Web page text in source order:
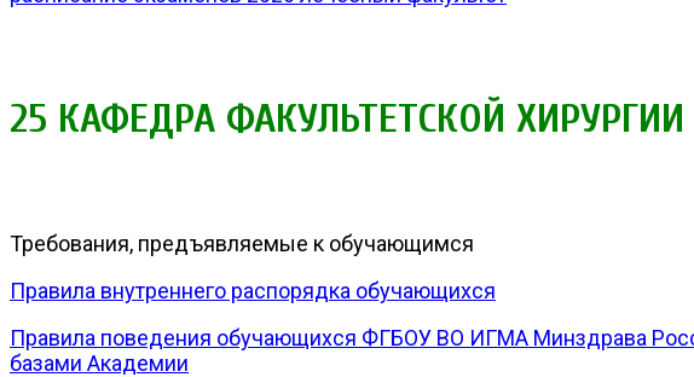
25 КАФЕДРА ФАКУЛЬТЕТСКОЙ ХИРУРГИИ
Требования, предъявляемые к обучающимся
Правила внутреннего распорядка обучающихся
Правила поведения обучающихся ФГБОУ ВО ИГМА Минздрава
базами Академии